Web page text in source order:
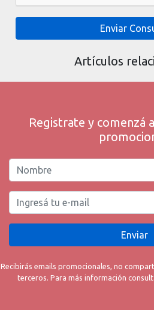
Enviar
Artículos
Registrate y comenzá
Enviar
Recibirás emails promocionales, no
terceros. Para más información